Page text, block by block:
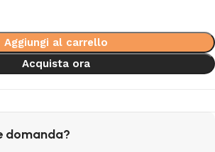
Aggiungi al carrello
Acquista ora
domanda?